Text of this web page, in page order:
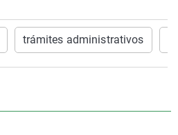
trámites administrativos